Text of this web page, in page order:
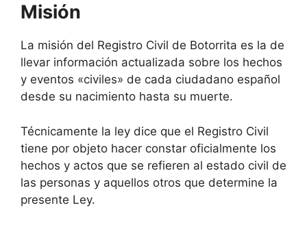
Misión
La misión del Registro Civil de Botorrita es la de
llevar información actualizada sobre los hechos
y eventos «civiles» de cada ciudadano español
desde su nacimiento hasta su muerte.
Técnicamente la ley dice que el Registro Civil
tiene por objeto hacer constar oficialmente los
hechos y actos que se refieren al estado civil de
las personas y aquellos otros que determine la
presente Ley.